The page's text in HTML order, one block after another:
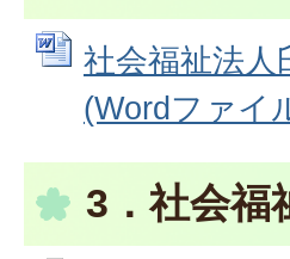
社会福祉法人
(Wordファイ
3．社会福